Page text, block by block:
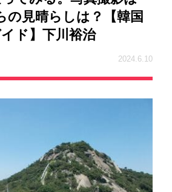
の見晴らしは？【韓国
ド】下川裕治
2024.6.10